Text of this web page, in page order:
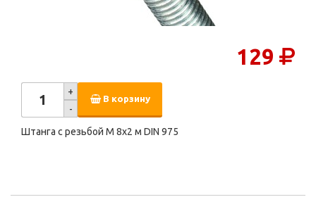
129
+
-
В корзину
Штанга с резьбой M 8х2 м DIN 975